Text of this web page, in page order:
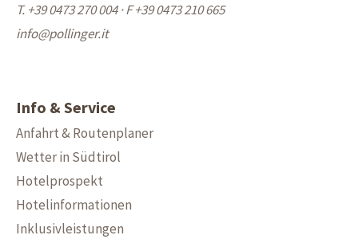
T. +39 0473 270 004·F +39 0473 210 665
info@pollinger.it
Info & Service
Anfahrt & Routenplaner
Wetter in Südtirol
Hotelprospekt
Hotelinformationen
Inklusivleistungen